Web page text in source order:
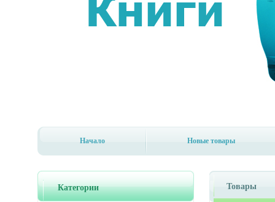
Начало Новые товары
Категории Товары